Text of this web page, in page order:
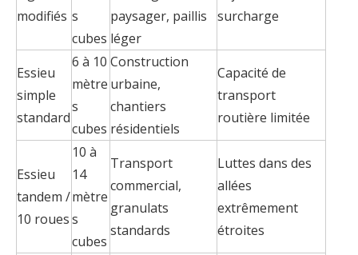
modifiés s
cubes
paysager, paillis
léger
surcharge
Essieu
simple
standard
6 à 10
mètre
s
cubes
Construction
urbaine,
chantiers
résidentiels
Capacité de
transport
routière limitée
Essieu
tandem /
10 roues
10 à
14
mètre
s
cubes
Transport
commercial,
granulats
standards
Luttes dans des
allées
extrêmement
étroites